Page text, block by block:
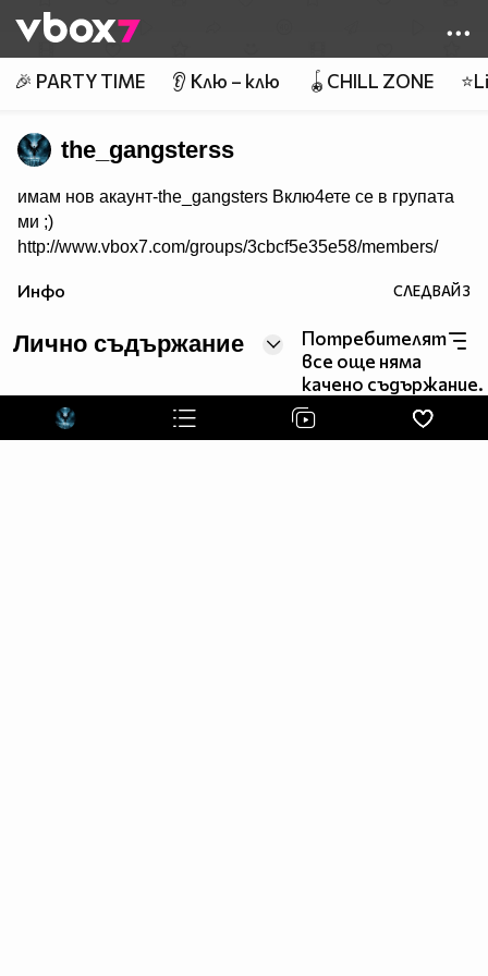
👾
🎉 PARTY TIME 👂 Клю – клю 🪀CHILL ZONE
the_gangsterss
имам нов акаунт-the_gangsters Вклю4ете се в групата
ми ;)
http://www.vbox7.com/groups/3cbcf5e35e58/members/
Инфо СЛЕДВАЙ3
Лично съдържание
Потребителят
все още няма
качено съдържание.